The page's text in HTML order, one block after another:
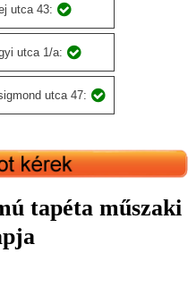
utca 43:
utca 1/a:
utca 47:
tapéta műszaki